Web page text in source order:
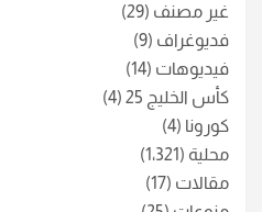
غير مصنف (29)
فديوغراف (9)
فيديوهات (14)
كأس الخليج 25
(4)
كورونا (4)
محلية (1٬321)
مقالات (17)